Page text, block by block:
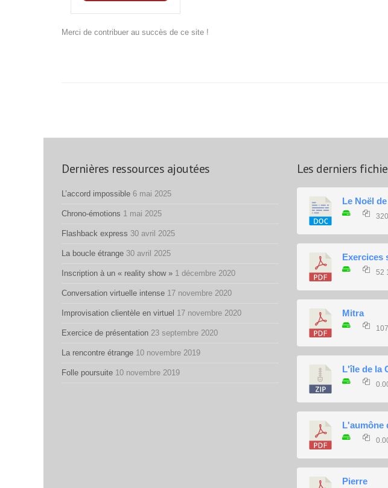
Merci de contribuer au succès de ce site !
Dernières ressources ajoutées
L’accord impossible 6 mai 2025
Chrono-émotions 1 mai 2025
Flashback express 30 avril 2025
La boucle étrange 30 avril 2025
Inscription à un « reality show » 1 décembre 2020
Conversation virtuelle intense 17 novembre 2020
Improvisation clientèle en virtuel 17 novembre 2020
Exercice de présentation 23 septembre 2020
La rencontre étrange 10 novembre 2019
Folle poursuite 10 novembre 2019
Les derniers
Le Noël
320
Exercices
52
Mitra
L'île de la
L'aumône
Pierre